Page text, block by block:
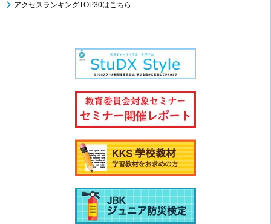
アクセスランキングTOP30はこちら